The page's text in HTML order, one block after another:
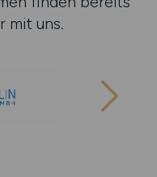
mit uns.